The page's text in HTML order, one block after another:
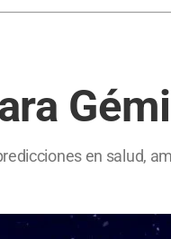
en salud,